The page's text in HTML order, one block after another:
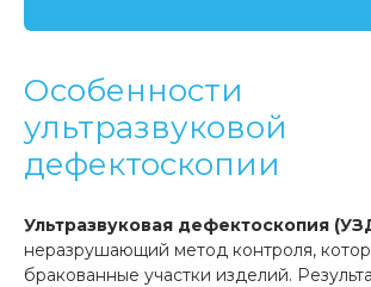
Особенности
ультразвуковой
дефектоскопии
Ультразвуковая дефектоскопия
неразрушающий метод контроля,
бракованные участки изделий.